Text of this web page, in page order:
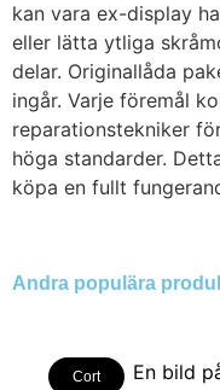
kan vara ex-display
eller lätta ytliga
delar. Originallåda
ingår. Varje föremål
reparationstekniker
höga standarder.
köpa en fullt
Andra populära
Cort